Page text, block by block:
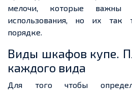
мелочи, которые важны
использования, но их так
порядке.
Виды шкафов купе.
каждого вида
Для того чтобы